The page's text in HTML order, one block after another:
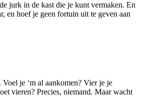
jurk in de kast die je kunt vermaken. En
en hoef je geen fortuin uit te geven aan
je ‘m al aankomen? Vier je je
vieren? Precies, niemand. Maar wacht